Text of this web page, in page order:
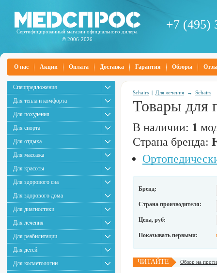
Сертифицированный магазин официального дилера
© 2006-2026
+7 (495)
О нас Акции Оплата Доставка Гарантия Обзоры
Спецпредложения
Для тепла и комфорта
Для похудения
Для спорта
Для отдыха
Для массажа
Для красоты
Для здорового сна
Для здорового дома
Для диагностики
Для лечения
Для реабилитации
Для детей
Для косметологии
Schairs | Для лечения → Schairs
Товары для
В наличии: 1
Страна бренда:
Бренд:
Страна производителя:
Цена, руб:
Показывать первыми:
ЧИТАЙТЕ Обзор на